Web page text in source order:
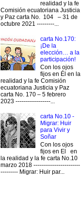
realidad y la fe
Comisión ecuatoriana Justicia
y Paz carta No. 104 – 31 de
octubre 2021 ---------...
carta No.170:
¡De la
elección… a la
participación!
Con los ojos
fijos en Él en la
realidad y la fe Comisión
ecuatoriana Justicia y Paz
carta No. 170 – 5 febrero
2023 ------------------...
carta No.10 -
Migrar: Huir
para Vivir y
Soñar
Con los ojos
fijos en El en
la realidad y la fe carta No.10
marzo 2018 ------------------------
--------- Migrar: Huir par...